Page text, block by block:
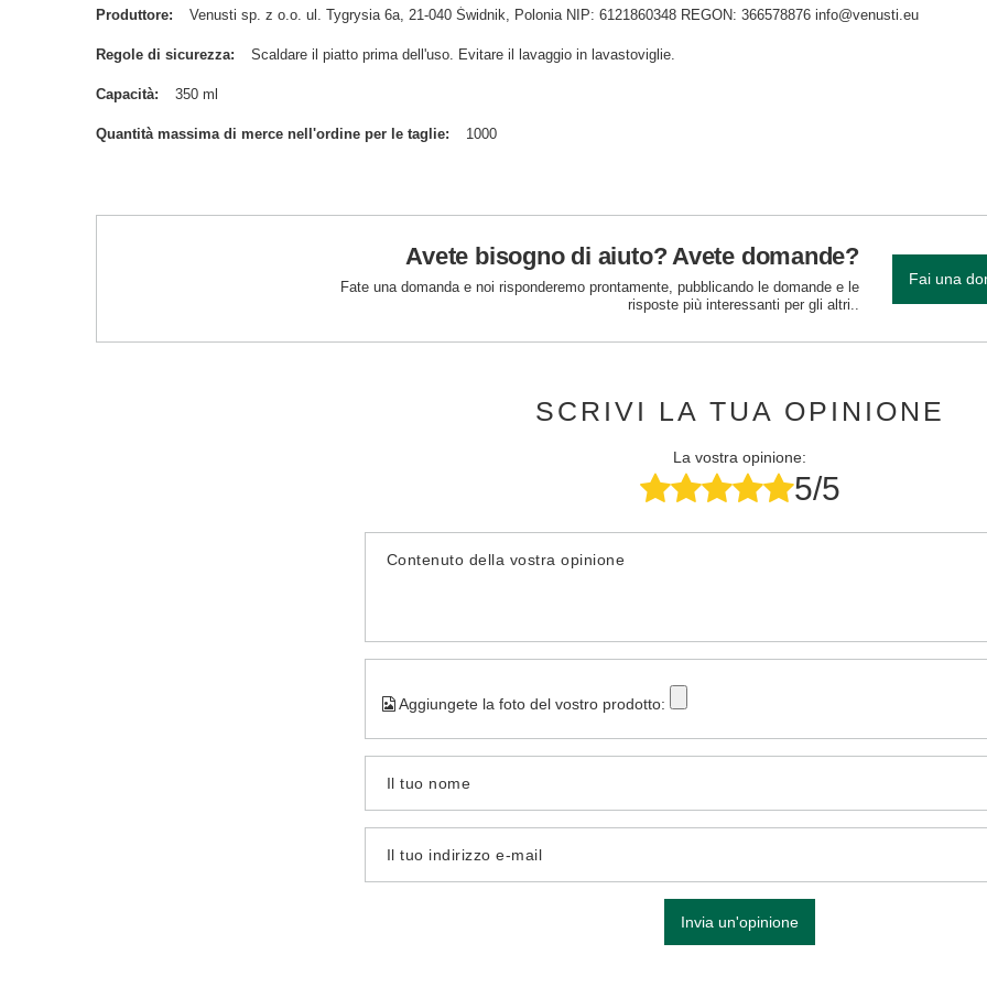
Produttore Venusti sp. z o.o. ul. Tygrysia 6a, 21-040 Świdnik, Polonia NIP: 6121860348 REGON: 366578876 info@venusti.eu
Regole di sicurezza Scaldare il piatto prima dell'uso. Evitare il lavaggio in lavastoviglie.
Capacità 350 ml
Quantità massima di merce nell'ordine per le taglie 1000
Avete bisogno di aiuto? Avete domande?
Fate una domanda e noi risponderemo prontamente, pubblicando le domande e le
risposte più interessanti per gli altri..
Fai una
SCRIVI LA TUA OPINIONE
La vostra opinione:
5/5
Contenuto della vostra opinione
Aggiungete la foto del vostro prodotto:
Il tuo nome
Il tuo indirizzo e-mail
Invia un'opinione